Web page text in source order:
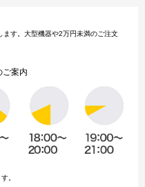
用お待ちしております!
ャビテーション専用モデルが入荷し
す。大型機器や2万円未満のご注文
ご案内
。